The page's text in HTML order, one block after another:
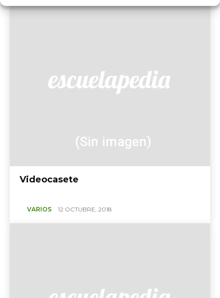
Videocasete
VARIOS 12 OCTUBRE, 2018